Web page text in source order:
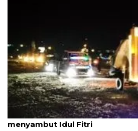
Umat Islam di Biak pawai
menyambut Idul Fitri